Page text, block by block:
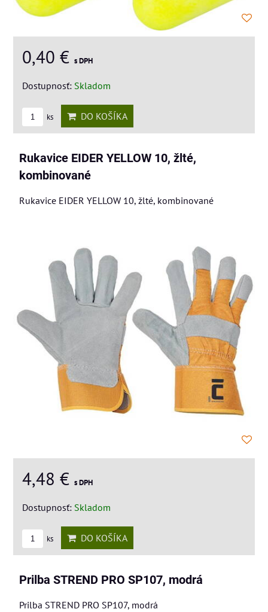
0,40 € s DPH
Dostupnosť: Skladom
ks DO KOŠÍKA
Rukavice EIDER YELLOW 10, žlté,
kombinované
Rukavice EIDER YELLOW 10, žlté, kombinované
4,48 € s DPH
Dostupnosť: Skladom
ks DO KOŠÍKA
Prilba STREND PRO SP107, modrá
Prilba STREND PRO SP107, modrá